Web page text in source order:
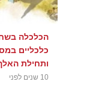
הכלכלה
כלכליים
ותחילת
10 שנים לפני